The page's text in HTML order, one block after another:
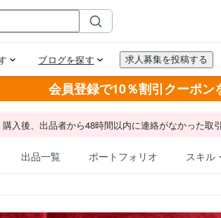
会員登録で10％割引クーポン
入後、出品者から48時間以内に連絡がなかった取
出品一覧 ポートフォリオ スキル